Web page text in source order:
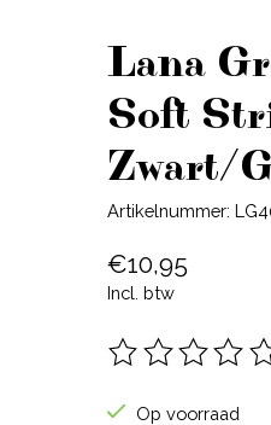
Lana
Soft
Zwart/
Artikelnummer:
€10,95
Incl. btw
De beoordeling
Op voorraad